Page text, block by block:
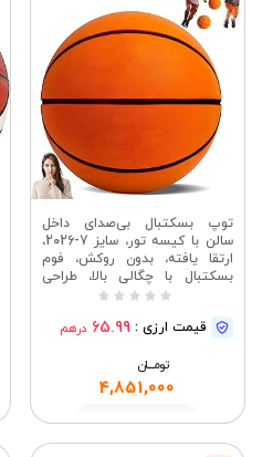
توپ بسکتبال بی‌صدای داخل
سالن با کیسه تور، سایز 7-2026،
ارتقا یافته، بدون روکش، فوم
بسکتبال با چگالی بالا، طراحی
بی‌صدا با خطوط شیار لمسی
بی‌صدا، بادوام، استفاده طولانی
قیمت ارزی : 65.99 درهم
تومــــــان
4,851,000
مشاهده